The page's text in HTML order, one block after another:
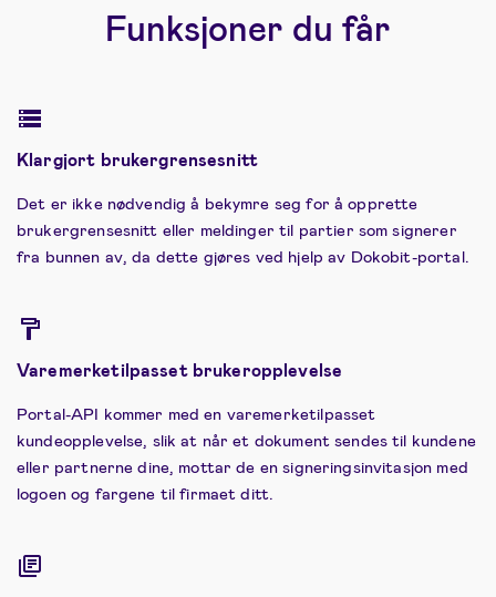
Funksjoner du får
Klargjort brukergrensesnitt
Det er ikke nødvendig å bekymre seg for å opprette
brukergrensesnitt eller meldinger til partier som signerer
fra bunnen av, da dette gjøres ved hjelp av Dokobit-portal.
Varemerketilpasset brukeropplevelse
Portal-API kommer med en varemerketilpasset
kundeopplevelse, slik at når et dokument sendes til kundene
eller partnerne dine, mottar de en signeringsinvitasjon med
logoen og fargene til firmaet ditt.